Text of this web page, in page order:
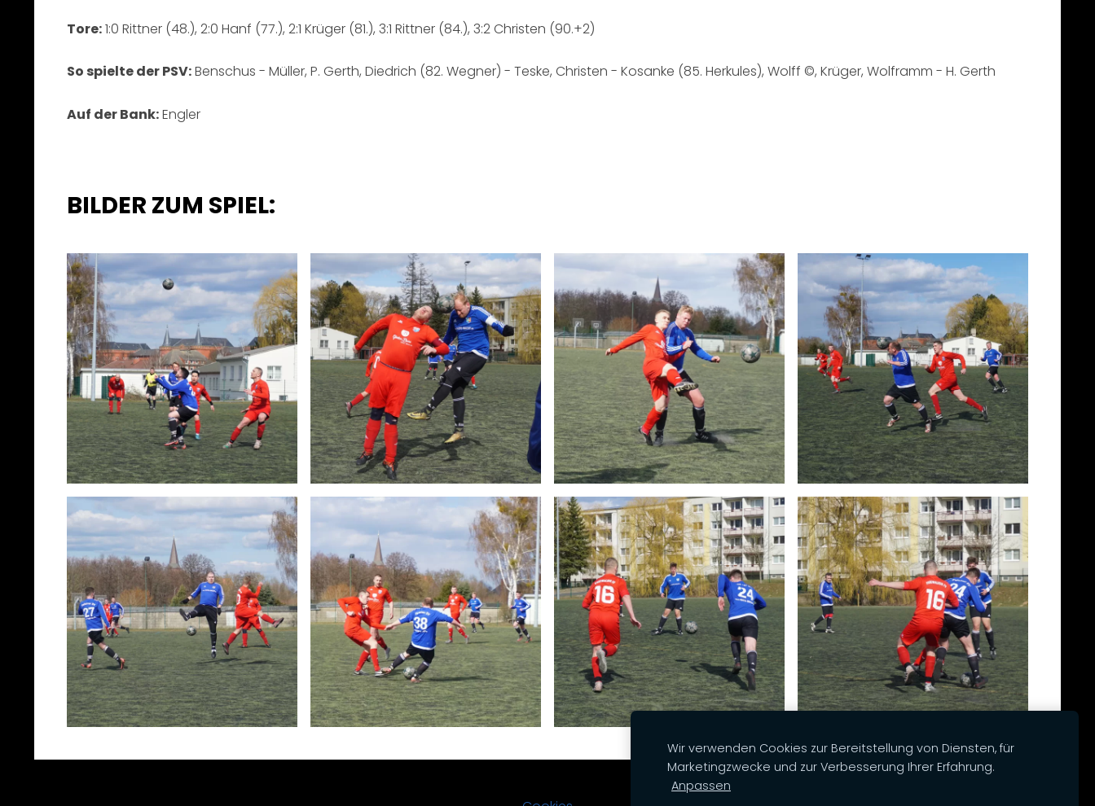
Tore:1:0 Rittner (48.), 2:0 Hanf (77.), 2:1 Krüger (81.), 3:1 Rittner (84.), 3:2 Christen (90.+2)
So spielte der PSV:Benschus - Müller, P. Gerth, Diedrich (82. Wegner) - Teske, Christen - Kosanke (85. Herkules), Wolff ©, Krüger, Wolframm - H. Gerth
Auf der Bank:Engler
BILDER ZUM SPIEL:
Wir verwenden Cookies zur Bereitstellung von Diensten, für
Marketingzwecke und zur Verbesserung Ihrer Erfahrung.
Anpassen